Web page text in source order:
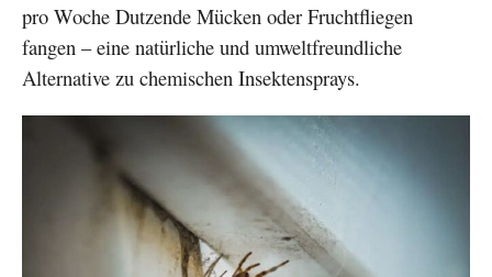
pro Woche Dutzende Mücken oder Fruchtfliegen
fangen – eine natürliche und umweltfreundliche
Alternative zu chemischen Insektensprays.